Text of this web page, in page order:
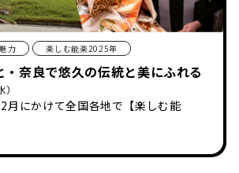
力 楽しむ能楽2025年
奈良で悠久の伝統と美にふれる
月にかけて全国各地で【楽しむ能